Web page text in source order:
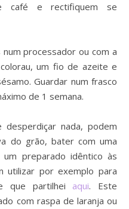
café e rectifiquem se
processador ou com a
um fio de azeite e
Guardar num frasco
de 1 semana.
nada, podem
do grão, bater com uma
preparado idêntico às
utilizar por exemplo para
que partilhei aqui. Este
com raspa de laranja ou